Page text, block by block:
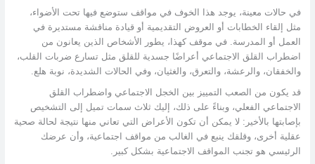
في حالات معينة، يوجد هذا الخوف في مواقف ستوضع فيها تحت الأضواء،
مثل إلقاء الخطابات أو العروض التقديمية أو قيادة مناقشة مستديرة في
العمل أو المدرسة. في موقف كهذا، يطور الأشخاص الذين يعانون من
اضطراب القلق الاجتماعي أعراضًا جسدية للقلق مثل تسارع ضربات القلب،
والخفقان، والرعشة، والتعرق، والغثيان، وفي الحالات الشديدة، نوبة هلع.
قد يكون من الصعب التمييز بين الخجل الاجتماعي واضطراب القلق
الاجتماعي الفعلي، وبناءً على ذلك، إليك ثلاث سمات تميل إلى التشخيص
بإصابتها بالأخير: لا يمكن أن تكون الأعراض التي تعاني منها نتيجة لحالة صحية
عقلية أخرى، وقلقك ينبع في الغالب من مواقف اجتماعية، وأن عرضك
الرئيسي هو تجنب المواقف الاجتماعية بشكل كبير.